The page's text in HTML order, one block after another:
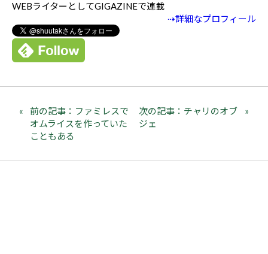
WEBライターとしてGIGAZINEで連載
⇢詳細なプロフィール
前の記事：ファミレスで
オムライスを作っていた
こともある
次の記事：チャリのオブ
ジェ